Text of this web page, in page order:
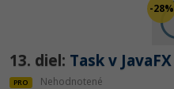
-28%
13. diel: Task v JavaFX
PRO Nehodnotené